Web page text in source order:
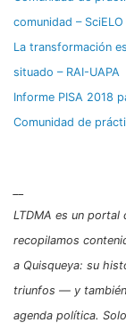
comunidad –
La transformación
situado – RAI-UAPA
Informe PISA 2018
Comunidad de
LTDMA es un
recopilamos
a Quisqueya: su
triunfos — y
agenda política.